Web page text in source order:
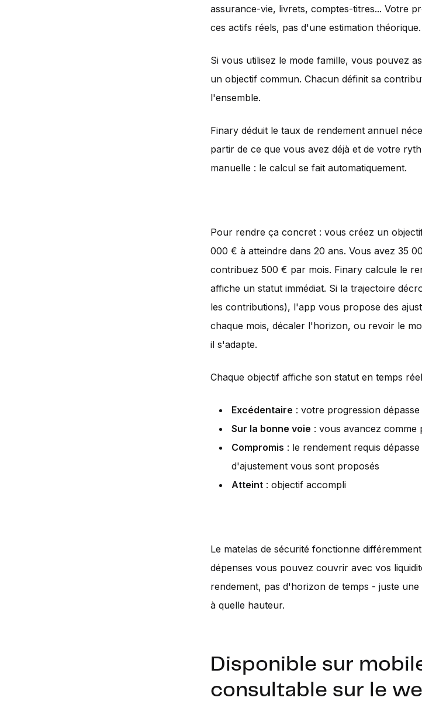
assurance-vie, livrets, comptes-titres... Votre
ces actifs réels, pas d'une estimation théorique.
Si vous utilisez le mode famille, vous pouvez
un objectif commun. Chacun définit sa
l'ensemble.
Finary déduit le taux de rendement annuel
partir de ce que vous avez déjà et de votre
manuelle : le calcul se fait automatiquement.
Pour rendre ça concret : vous créez un
000 € à atteindre dans 20 ans. Vous avez 35
contribuez 500 € par mois. Finary calcule le
affiche un statut immédiat. Si la trajectoire
les contributions), l'app vous propose des
chaque mois, décaler l'horizon, ou revoir le
il s'adapte.
Chaque objectif affiche son statut en temps
Excédentaire : votre progression
Sur la bonne voie : vous avancez comme
Compromis : le rendement requis
d'ajustement vous sont proposés
Atteint : objectif accompli
Le matelas de sécurité fonctionne
dépenses vous pouvez couvrir avec vos
rendement, pas d'horizon de temps - juste
à quelle hauteur.
Disponible sur
consultable sur le